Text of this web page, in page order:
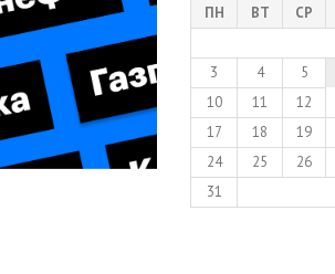
ПН ВТ СР
3
4 5
10
11 12
17
18 19
24
25 26
31